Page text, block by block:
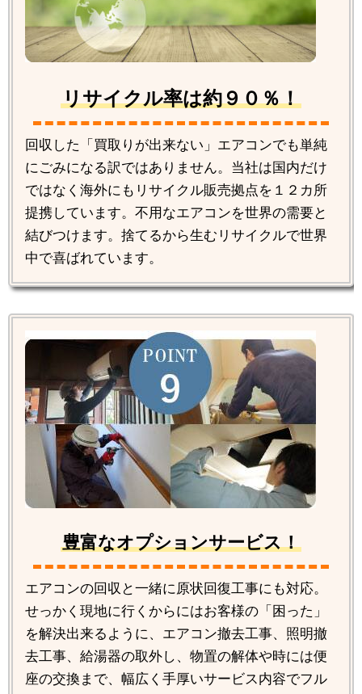
リサイクル率は約９０％！
回収した「買取りが出来ない」エアコンでも単純
にごみになる訳ではありません。当社は国内だけ
ではなく海外にもリサイクル販売拠点を１２カ所
提携しています。不用なエアコンを世界の需要と
結びつけます。捨てるから生むリサイクルで世界
中で喜ばれています。
豊富なオプションサービス！
エアコンの回収と一緒に原状回復工事にも対応。
せっかく現地に行くからにはお客様の「困った」
を解決出来るように、エアコン撤去工事、照明撤
去工事、給湯器の取外し、物置の解体や時には便
座の交換まで、幅広く手厚いサービス内容でフル